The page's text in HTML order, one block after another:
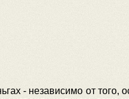
- независимо от